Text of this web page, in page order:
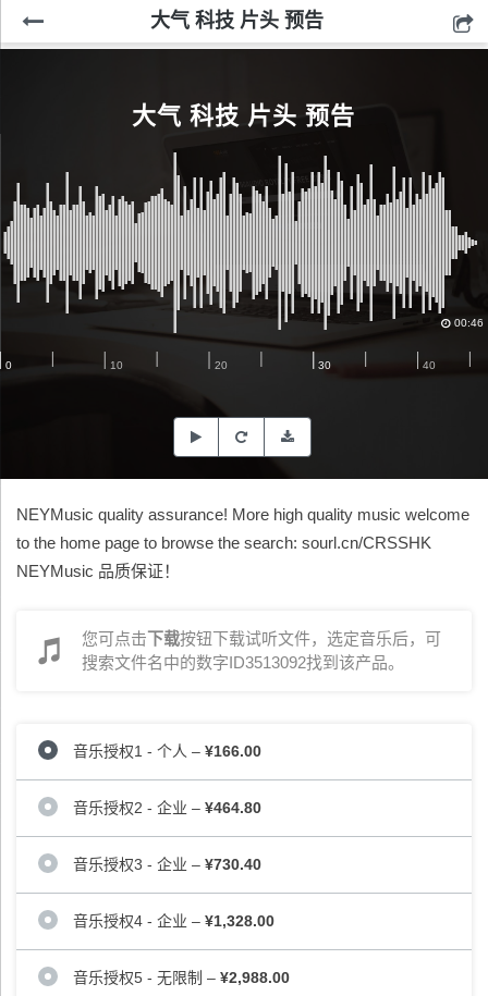
大气 科技 片头 预告
大气 科技 片头 预告
00:46
NEYMusic quality assurance! More high quality music welcome
to the home page to browse the search: sourl.cn/CRSSHK
NEYMusic 品质保证！
您可点击下载按钮下载试听文件，选定音乐后，可
搜索文件名中的数字ID3513092找到该产品。
音乐授权1 - 个人 – ¥166.00
音乐授权2 - 企业 – ¥464.80
音乐授权3 - 企业 – ¥730.40
音乐授权4 - 企业 – ¥1,328.00
音乐授权5 - 无限制 – ¥2,988.00